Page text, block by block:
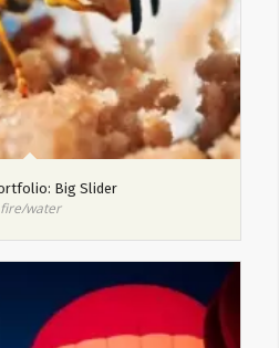
Big Slider
fire/water